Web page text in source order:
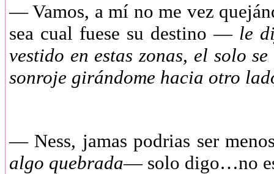
— Vamos, a mí no me vez
sea cual fuese su destino —le
vestido en estas zonas, el solo
sonroje girándome hacia otro
— Ness, jamas podrias ser
algo quebrada— solo digo…no